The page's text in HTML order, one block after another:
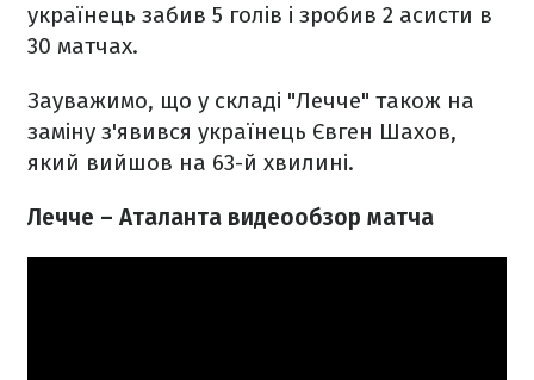
українець забив 5 голів і зробив 2 асисти в
30 матчах.
Зауважимо, що у складі "Лечче" також на
заміну з'явився українець Євген Шахов,
який вийшов на 63-й хвилині.
Лечче – Аталанта видеообзор матча